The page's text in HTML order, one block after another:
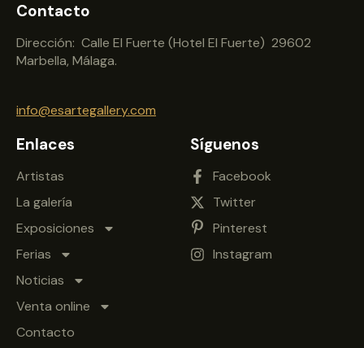
Contacto
Dirección: Calle El Fuerte (Hotel El Fuerte) 29602
Marbella, Málaga.
info@esartegallery.com
Enlaces
Artistas
La galería
Exposiciones
Ferias
Noticias
Venta online
Contacto
Síguenos
Facebook
Twitter
Pinterest
Instagram